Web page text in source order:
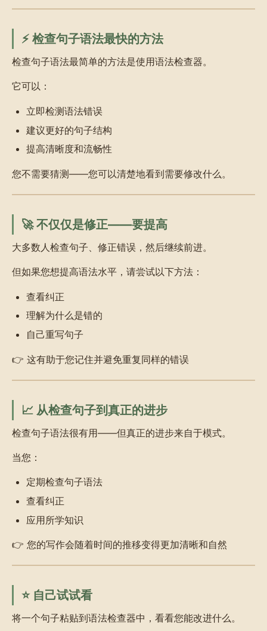
⚡ 检查句子语法最快的方法
检查句子语法最简单的方法是使用语法检查器。
它可以：
立即检测语法错误
建议更好的句子结构
提高清晰度和流畅性
您不需要猜测——您可以清楚地看到需要修改什么。
🚀 不仅仅是修正——要提高
大多数人检查句子、修正错误，然后继续前进。
但如果您想提高语法水平，请尝试以下方法：
查看纠正
理解为什么是错的
自己重写句子
👉 这有助于您记住并避免重复同样的错误
📈 从检查句子到真正的进步
检查句子语法很有用——但真正的进步来自于模式。
当您：
定期检查句子语法
查看纠正
应用所学知识
👉 您的写作会随着时间的推移变得更加清晰和自然
⭐ 自己试试看
将一个句子粘贴到语法检查器中，看看您能改进什么。